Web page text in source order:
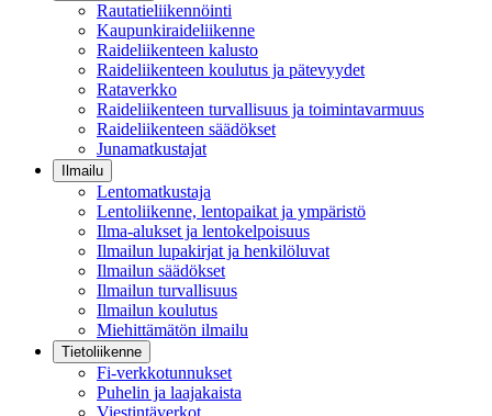
Rautatieliikennöinti
Kaupunkiraideliikenne
Raideliikenteen kalusto
Raideliikenteen koulutus ja pätevyydet
Rataverkko
Raideliikenteen turvallisuus ja toimintavarmuus
Raideliikenteen säädökset
Junamatkustajat
Ilmailu
Lentomatkustaja
Lentoliikenne, lentopaikat ja ympäristö
Ilma-alukset ja lentokelpoisuus
Ilmailun lupakirjat ja henkilöluvat
Ilmailun säädökset
Ilmailun turvallisuus
Ilmailun koulutus
Miehittämätön ilmailu
Tietoliikenne
Fi-verkkotunnukset
Puhelin ja laajakaista
Viestintäverkot